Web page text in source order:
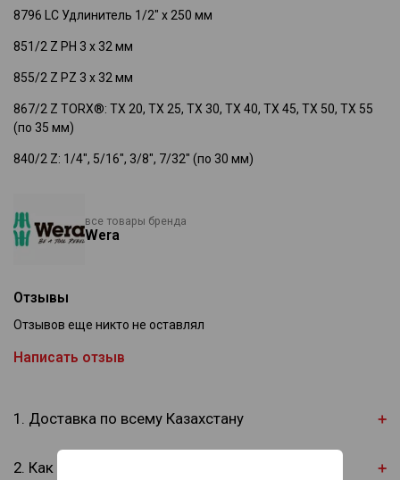
8796 LC Удлинитель 1/2" x 250 мм
851/2 Z PH 3 x 32 мм
855/2 Z PZ 3 x 32 мм
867/2 Z TORX®: TX 20, TX 25, TX 30, TX 40, TX 45, TX 50, TX 55
(по 35 мм)
840/2 Z: 1/4", 5/16", 3/8", 7/32" (по 30 мм)
все товары бренда
Wera
Отзывы
Отзывов еще никто не оставлял
Написать отзыв
1. Доставка по всему Казахстану
2. Как оплатить?